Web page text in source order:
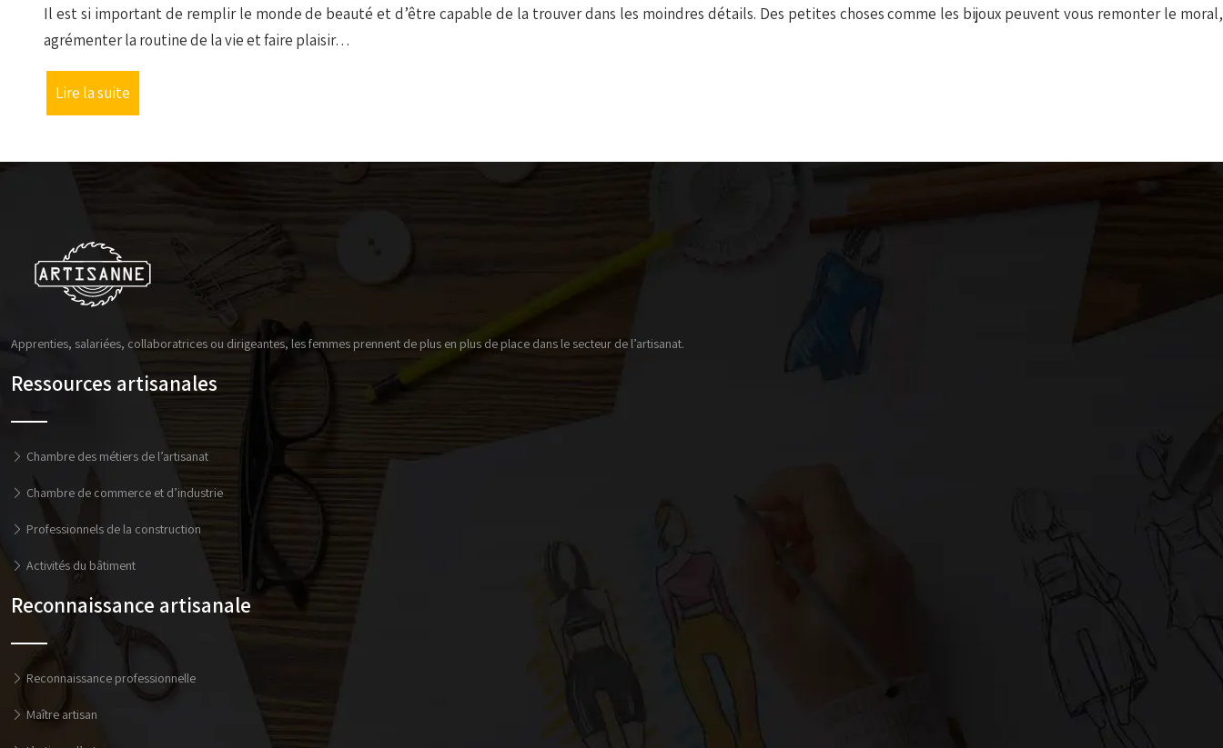
Il est si important de remplir le monde de beauté et d’être capable de la trouver dans les moindres détails. Des petites choses comme les bijoux peuvent vous remonter le moral,
agrémenter la routine de la vie et faire plaisir…
Lire la suite
Apprenties, salariées, collaboratrices ou dirigeantes, les femmes prennent de plus en plus de place dans le secteur de l’artisanat.
Ressources artisanales
Chambre des métiers de l’artisanat
Chambre de commerce et d’industrie
Professionnels de la construction
Activités du bâtiment
Reconnaissance artisanale
Reconnaissance professionnelle
Maître artisan